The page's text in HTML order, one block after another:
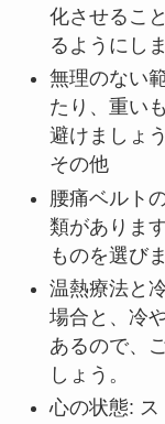
化させるこ
るようにし
無理のない
たり、重い
避けましょう
その他
腰痛ベルト
類がありま
ものを選び
温熱療法と
場合と、冷
あるので、
しょう。
心の状態: